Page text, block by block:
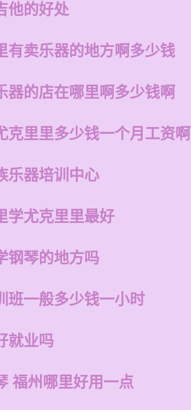
他的好处
有卖乐器的地方啊多少钱
器的店在哪里啊多少钱啊
克里里多少钱一个月工资啊
乐器培训中心
学尤克里里最好
钢琴的地方吗
班一般多少钱一小时
就业吗
福州哪里好用一点